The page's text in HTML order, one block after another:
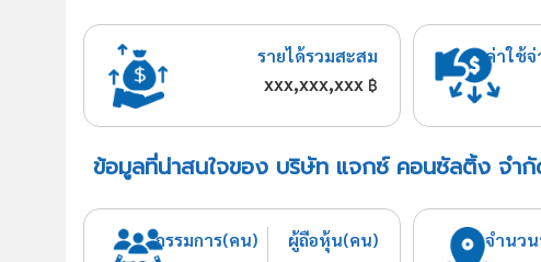
รายได้รวมสะสม
xxx,xxx,xxx ฿
ค่าใช้จ่
ข้อมูลที่น่าสนใจของ บริษัท แจกซ์ คอนซัลติ้ง จำ
กรรมการ(คน) ผู้ถือหุ้น(คน) จำนว